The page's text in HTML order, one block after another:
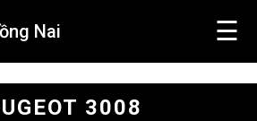
Nai ☰
3008
YÊU CẦU
đặc biệt", Quý khách hãy liên hệ với